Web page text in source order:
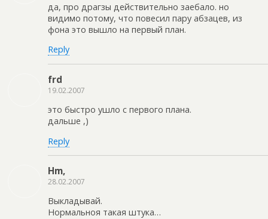
да, про драгзы действительно заебало. но
видимо потому, что повесил пару абзацев, из
фона это вышло на первый план.
Reply
frd
19.02.2007
это быстро ушло с первого плана.
дальше ,)
Reply
Hm,
28.02.2007
Выкладывай.
Нормальноя такая штука…